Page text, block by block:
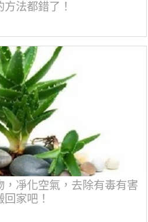
法都錯了！
，凈化空氣，去除有毒有害
家吧！